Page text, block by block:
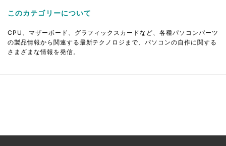
このカテゴリーについて
CPU、マザーボード、グラフィックスカードなど、各種パソコンパーツ
の製品情報から関連する最新テクノロジまで、パソコンの自作に関する
さまざまな情報を発信。